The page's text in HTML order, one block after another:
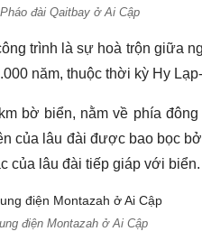
Pháo đài Qaitbay ở Ai Cập
trình là sự hoà trộn giữa
năm, thuộc thời kỳ Hy
bờ biển, nằm về phía
của lâu đài được bao bọc
của lâu đài tiếp giáp với biển.
điện Montazah ở Ai Cập